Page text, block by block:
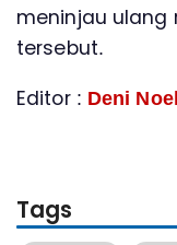
meninjau ulang
tersebut.
Editor : Deni Noel
Tags